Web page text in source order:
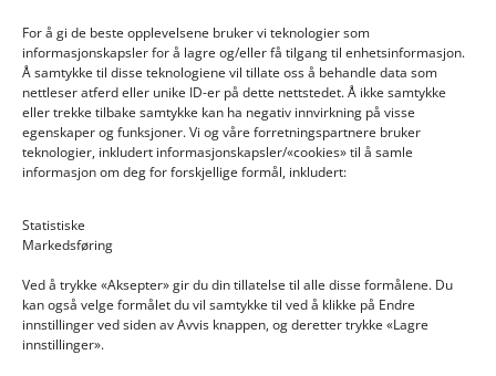
For å gi de beste opplevelsene bruker vi teknologier som
informasjonskapsler for å lagre og/eller få tilgang til enhetsinformasjon.
Å samtykke til disse teknologiene vil tillate oss å behandle data som
nettleser atferd eller unike ID-er på dette nettstedet. Å ikke samtykke
eller trekke tilbake samtykke kan ha negativ innvirkning på visse
egenskaper og funksjoner. Vi og våre forretningspartnere bruker
teknologier, inkludert informasjonskapsler/«cookies» til å samle
informasjon om deg for forskjellige formål, inkludert:
Statistiske
Markedsføring
Ved å trykke «Aksepter» gir du din tillatelse til alle disse formålene. Du
kan også velge formålet du vil samtykke til ved å klikke på Endre
innstillinger ved siden av Avvis knappen, og deretter trykke «Lagre
innstillinger».